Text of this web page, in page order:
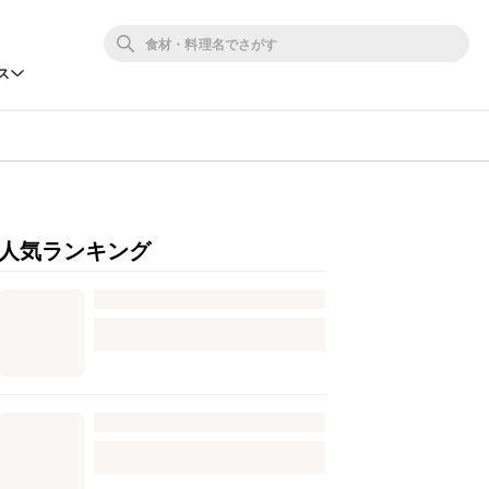
人気ランキング